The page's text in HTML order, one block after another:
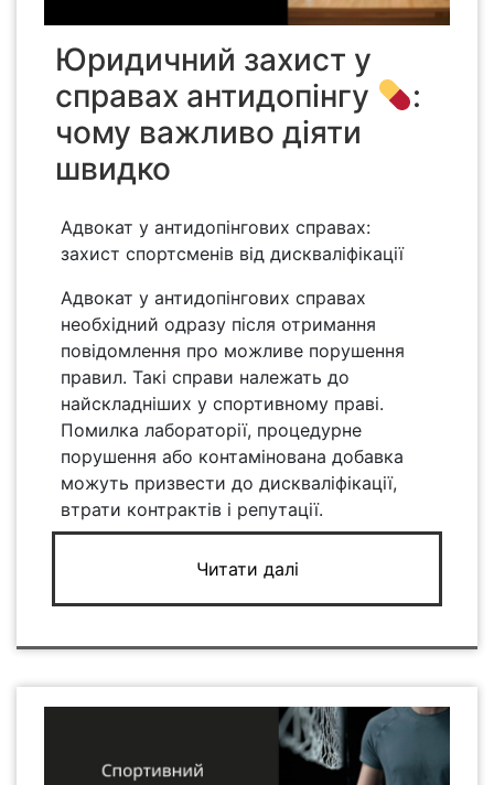
Юридичний захист у
справах антидопінгу
:
чому важливо діяти
швидко
Адвокат у антидопінгових справах:
захист спортсменів від дискваліфікації
Адвокат у антидопінгових справах
необхідний одразу після отримання
повідомлення про можливе порушення
правил. Такі справи належать до
найскладніших у спортивному праві.
Помилка лабораторії, процедурне
порушення або контамінована добавка
можуть призвести до дискваліфікації,
втрати контрактів і репутації.
Читати далі